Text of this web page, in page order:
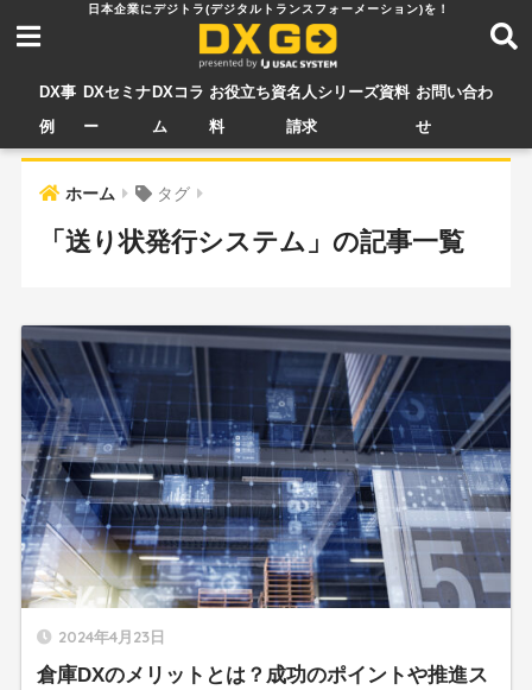
DX事
例
DXセミナ
ー
DXコラ
ム
お役立ち資
料
名人シリーズ資料
請求
お問い合わ
せ
ホーム タグ
「送り状発行システム」の記事一覧
2024年4月23日
倉庫DXのメリットとは？成功のポイントや推進ス